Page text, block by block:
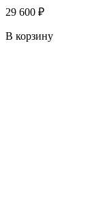
29 600 ₽
В корзину